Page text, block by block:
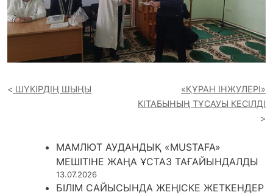
ШҮКІРДІҢ ШЫҢЫ
«ҚҰРАН ІНЖУЛЕРІ»
КІТАБЫНЫҢ ТҰСАУЫ КЕСІЛДІ
МАМЛЮТ АУДАНДЫҚ «MUSTAFA»
МЕШІТІНЕ ЖАҢА ҰСТАЗ ТАҒАЙЫНДАЛДЫ
13.07.2026
БІЛІМ САЙЫСЫНДА ЖЕҢІСКЕ ЖЕТКЕНДЕР